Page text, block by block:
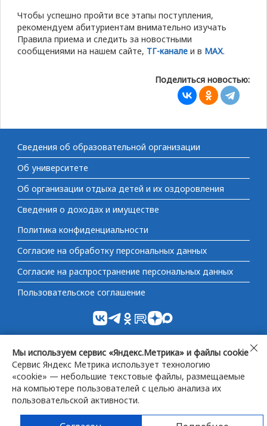
Чтобы успешно пройти все этапы поступления,
рекомендуем абитуриентам внимательно изучать
Правила приема и следить за новостными
сообщениями на нашем сайте, ТГ-канале и в МАХ.
Поделиться новостью:
Сведения об образовательной организации
Об университете
Об организации отдыха детей и их оздоровления
Сведения о доходах и имуществе
Политика конфиденциальности
Согласие на обработку персональных данных
Согласие на распространение персональных данных
Пользовательское соглашение
Российской Федерации
Федеральная служба по надзору в сфере образования
и науки
Мы используем сервис «Яндекс.Метрика» и файлы cookie
Сервис Яндекс Метрика использует технологию
«cookie» — небольшие текстовые файлы, размещаемые
на компьютере пользователей с целью анализа их
пользовательской активности.
Не